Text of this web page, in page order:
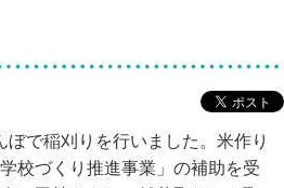
で稲刈りを行いました。米作り
校づくり推進事業」の補助を受